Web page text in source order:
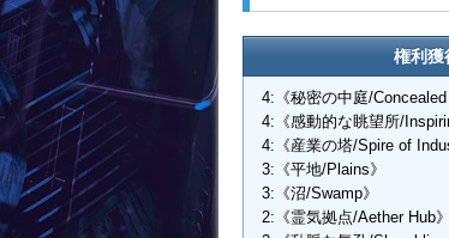
権利
4:《秘密の中庭/Concealed
4:《感動的な眺望所/
4:《産業の塔/Spire of
3:《平地/Plains》
3:《沼/Swamp》
2:《霊気拠点/Aether Hub》